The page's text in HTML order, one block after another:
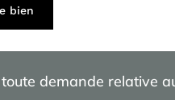
bien
demande relative